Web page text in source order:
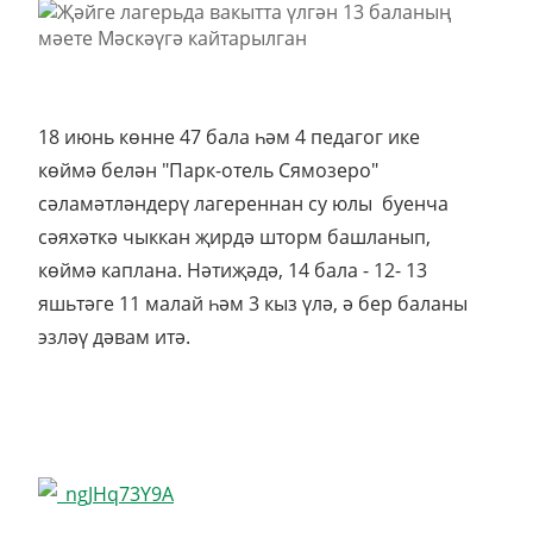
18 июнь көнне 47 бала һәм 4 педагог ике
көймә белән "Парк-отель Сямозеро"
сәламәтләндерү лагереннан су юлы буенча
сәяхәткә чыккан җирдә шторм башланып,
көймә каплана. Нәтиҗәдә, 14 бала - 12- 13
яшьтәге 11 малай һәм 3 кыз үлә, ә бер баланы
эзләү дәвам итә.